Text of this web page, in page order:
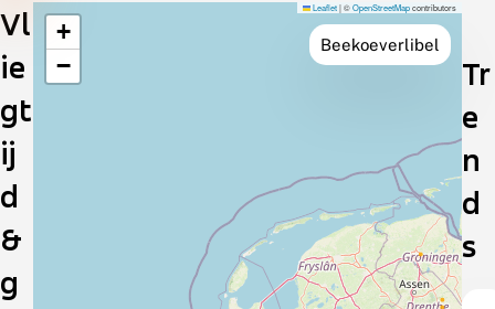
Vl
ie
gt
ij
d
&
g
Verspreiding
in
Beekoeverlibel
+
−
Leaflet|©OpenStreetMapcontributors
Tr
e
n
d
s